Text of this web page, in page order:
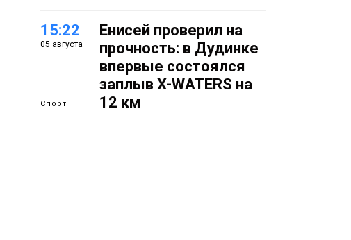
15:22
05 августа
Спорт
Енисей проверил на
прочность: в Дудинке
впервые состоялся
заплыв X-WATERS на
12 км